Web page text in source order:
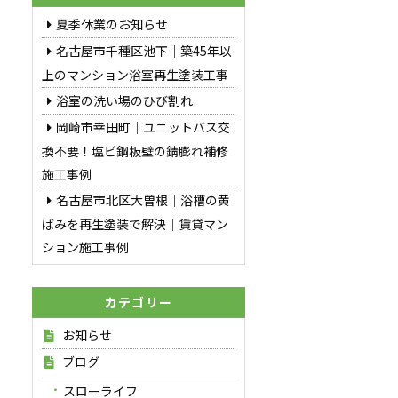
夏季休業のお知らせ
名古屋市千種区池下｜築45年以
上のマンション浴室再生塗装工事
浴室の洗い場のひび割れ
岡崎市幸田町｜ユニットバス交
換不要！塩ビ鋼板壁の錆膨れ補修
施工事例
名古屋市北区大曽根｜浴槽の黄
ばみを再生塗装で解決｜賃貸マン
ション施工事例
カテゴリー
お知らせ
ブログ
スローライフ